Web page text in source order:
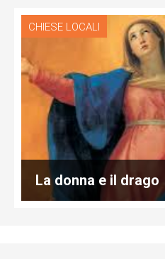
CHIESE LOCALI
La donna e il drago